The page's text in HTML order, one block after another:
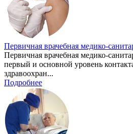
Первичная врачебная медико-
Первичная врачебная медико-
первый и основной уровень
здравоохран...
Подробнее